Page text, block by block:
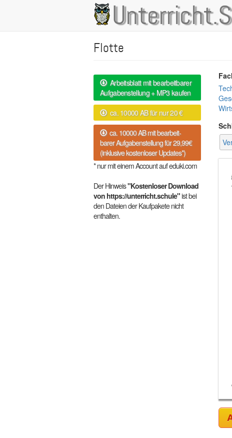
Main
navigation
Flotte
Arbeitsblatt mit bearbeitbarer
Aufgabenstellung + MP3 kaufen
ca. 10000 AB für nur 20 €
ca. 10000 AB mit bearbeit-
barer Aufgabenstellung für 29,99€
(inklusive kostenloser Updates*)
* nur mit einem Account auf eduki.com
Der Hinweis"Kostenloser Download
von https://unterricht.schule"ist bei
den Dateien der Kaufpakete nicht
enthalten.